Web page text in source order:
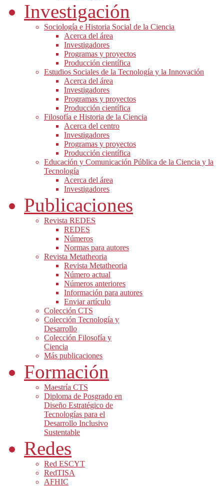
Investigación
Sociología e Historia Social de la Ciencia
Acerca del área
Investigadores
Programas y proyectos
Producción científica
Estudios Sociales de la Tecnología y la Innovación
Acerca del área
Investigadores
Programas y proyectos
Producción científica
Filosofía e Historia de la Ciencia
Acerca del centro
Investigadores
Programas y proyectos
Producción científica
Educación y Comunicación Pública de la Ciencia y la
Tecnología
Acerca del área
Investigadores
Publicaciones
Revista REDES
REDES
Números
Normas para autores
Revista Metatheoria
Revista Metatheoria
Número actual
Números anteriores
Información para autores
Enviar artículo
Colección CTS
Colección Tecnología y
Desarrollo
Colección Filosofía y
Ciencia
Más publicaciones
Formación
Maestría CTS
Diploma de Posgrado en
Diseño Estratégico de
Tecnologías para el
Desarrollo Inclusivo
Sustentable
Redes
Red ESCYT
RedTISA
AFHIC